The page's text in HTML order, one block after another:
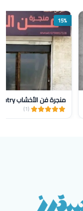
15%
منجرة فن الأخشاب Wood Art Carpentry
(1)